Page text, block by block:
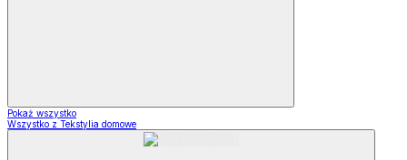
Pokaż wszystko
Wszystko z Tekstylia domowe